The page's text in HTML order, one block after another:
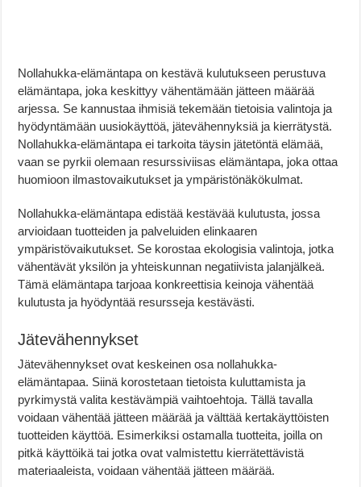
Nollahukka-elämäntapa on kestävä kulutukseen perustuva
elämäntapa, joka keskittyy vähentämään jätteen määrää
arjessa. Se kannustaa ihmisiä tekemään tietoisia valintoja ja
hyödyntämään uusiokäyttöä, jätevähennyksiä ja kierrätystä.
Nollahukka-elämäntapa ei tarkoita täysin jätetöntä elämää,
vaan se pyrkii olemaan resurssiviisas elämäntapa, joka ottaa
huomioon ilmastovaikutukset ja ympäristönäkökulmat.
Nollahukka-elämäntapa edistää kestävää kulutusta, jossa
arvioidaan tuotteiden ja palveluiden elinkaaren
ympäristövaikutukset. Se korostaa ekologisia valintoja, jotka
vähentävät yksilön ja yhteiskunnan negatiivista jalanjälkeä.
Tämä elämäntapa tarjoaa konkreettisia keinoja vähentää
kulutusta ja hyödyntää resursseja kestävästi.
Jätevähennykset
Jätevähennykset ovat keskeinen osa nollahukka-
elämäntapaa. Siinä korostetaan tietoista kuluttamista ja
pyrkimystä valita kestävämpiä vaihtoehtoja. Tällä tavalla
voidaan vähentää jätteen määrää ja välttää kertakäyttöisten
tuotteiden käyttöä. Esimerkiksi ostamalla tuotteita, joilla on
pitkä käyttöikä tai jotka ovat valmistettu kierrätettävistä
materiaaleista, voidaan vähentää jätteen määrää.